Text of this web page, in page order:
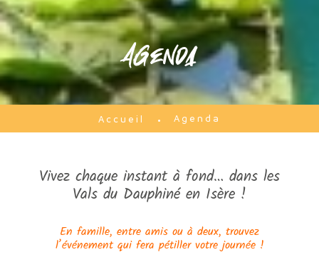
Agenda
Accueil Agenda
Vivez chaque instant à fond… dans les
Vals du Dauphiné en Isère !
En famille, entre amis ou à deux, trouvez
l’événement qui fera pétiller votre journée !